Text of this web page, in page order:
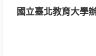
國立臺北教育大學